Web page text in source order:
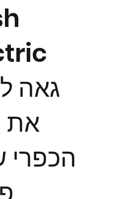
גאה
את
הכפרי